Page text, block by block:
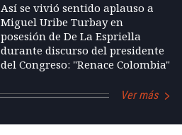
Así se vivió sentido aplauso a
Miguel Uribe Turbay en
posesión de De La Espriella
durante discurso del presidente
del Congreso: "Renace Colombia"
Ver más